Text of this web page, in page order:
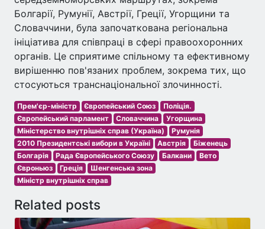
Болгарії, Румунії, Австрії, Греції, Угорщини та
Словаччини, була започаткована регіональна
ініціатива для співпраці в сфері правоохоронних
органів. Це сприятиме спільному та ефективному
вирішенню пов'язаних проблем, зокрема тих, що
стосуються транснаціональної злочинності.
Прем'єр-міністр Європейський Союз
Поліція.
Європейський парламент
Словаччина
Угорщина
Міністерство внутрішніх справ (Україна)
Румунія
2010 Президентські вибори в Україні
Австрія
Біженець
Болгарія
Рада Європейського Союзу Балкани
Вето
Євроньюз
Греція
Шенгенська зона
Міністр внутрішніх справ
Related posts